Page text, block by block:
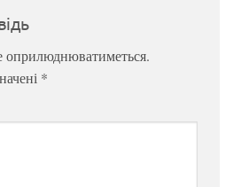
оприлюднюватиметься.
*